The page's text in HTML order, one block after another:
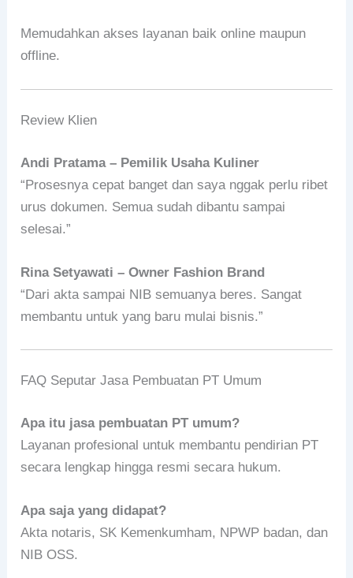
Memudahkan akses layanan baik online maupun
offline.
Review Klien
Andi Pratama – Pemilik Usaha Kuliner
“Prosesnya cepat banget dan saya nggak perlu ribet
urus dokumen. Semua sudah dibantu sampai
selesai.”
Rina Setyawati – Owner Fashion Brand
“Dari akta sampai NIB semuanya beres. Sangat
membantu untuk yang baru mulai bisnis.”
FAQ Seputar Jasa Pembuatan PT Umum
Apa itu jasa pembuatan PT umum?
Layanan profesional untuk membantu pendirian PT
secara lengkap hingga resmi secara hukum.
Apa saja yang didapat?
Akta notaris, SK Kemenkumham, NPWP badan, dan
NIB OSS.